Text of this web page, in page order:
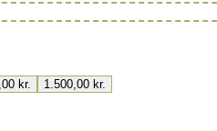
kr. 1.500,00 kr.